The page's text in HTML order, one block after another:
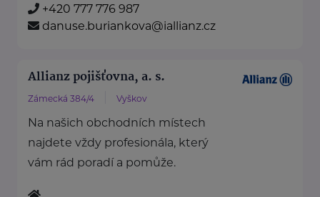
+420 777 776 987
danuse.buriankova@iallianz.cz
Allianz pojišťovna, a. s.
Zámecká 384/4 Vyškov
Na našich obchodních místech
najdete vždy profesionála, který
vám rád poradí a pomůže.